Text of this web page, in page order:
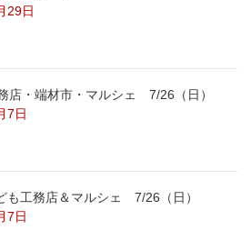
29日
店・端材市・マルシェ 7/26（日）
7日
も工務店＆マルシェ 7/26（日）
7日